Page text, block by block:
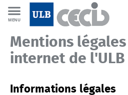
MENU
CECID FR Mentions légales
Mentions
internet de l'ULB
Informations légales